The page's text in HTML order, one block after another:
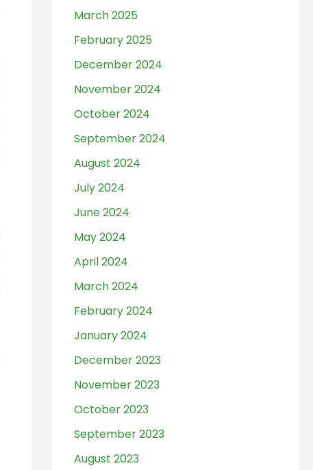
March 2025
February 2025
December 2024
November 2024
October 2024
September 2024
August 2024
July 2024
June 2024
May 2024
April 2024
March 2024
February 2024
January 2024
December 2023
November 2023
October 2023
September 2023
August 2023